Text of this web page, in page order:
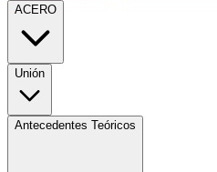
ACERO
Unión
Antecedentes Teóricos